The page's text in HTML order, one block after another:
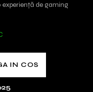
de gaming
IN COS